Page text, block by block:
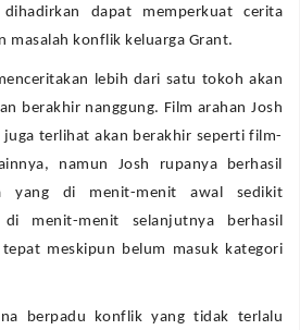
dapat memperkuat cerita
masalah konflik keluarga Grant.
lebih dari satu tokoh akan
berakhir nanggung. Film arahan Josh
juga terlihat akan berakhir seperti film-
namun Josh rupanya berhasil
yang di menit-menit awal sedikit
di menit-menit selanjutnya berhasil
meskipun belum masuk kategori
berpadu konflik yang tidak terlalu